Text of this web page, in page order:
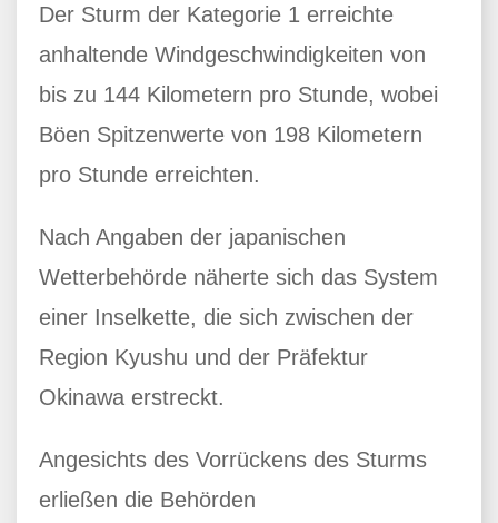
Der Sturm der Kategorie 1 erreichte
anhaltende Windgeschwindigkeiten von
bis zu 144 Kilometern pro Stunde, wobei
Böen Spitzenwerte von 198 Kilometern
pro Stunde erreichten.
Nach Angaben der japanischen
Wetterbehörde näherte sich das System
einer Inselkette, die sich zwischen der
Region Kyushu und der Präfektur
Okinawa erstreckt.
Angesichts des Vorrückens des Sturms
erließen die Behörden